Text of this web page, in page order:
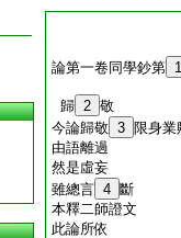
論第一卷同學鈔第 1
歸 2 敬
今論歸敬 3 限身業
由語離過
然是虛妄
雖總言 4 斷
本釋二師證文
此論所依